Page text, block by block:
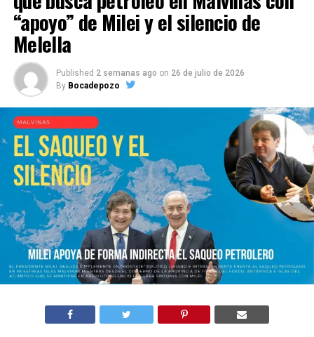
“apoyo” de Milei y el silencio de
Melella
Published 2 semanas ago on 26 de julio de 2026
By Bocadepozo